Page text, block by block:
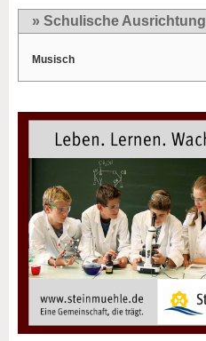
» Schulische Ausrichtung
Musisch